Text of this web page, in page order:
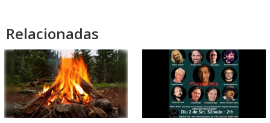
Relacionadas